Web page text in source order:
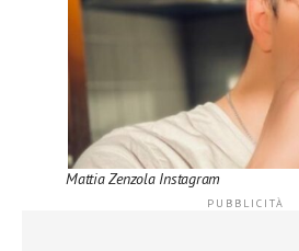
Mattia Zenzola Instagram